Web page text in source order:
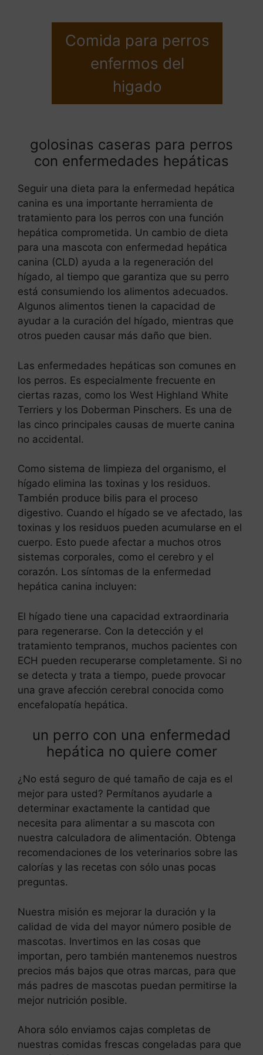
Comida para perros
enfermos del
higado
golosinas caseras para perros
con enfermedades hepáticas
Seguir una dieta para la enfermedad hepática
canina es una importante herramienta de
tratamiento para los perros con una función
hepática comprometida. Un cambio de dieta
para una mascota con enfermedad hepática
canina (CLD) ayuda a la regeneración del
hígado, al tiempo que garantiza que su perro
está consumiendo los alimentos adecuados.
Algunos alimentos tienen la capacidad de
ayudar a la curación del hígado, mientras que
otros pueden causar más daño que bien.
Las enfermedades hepáticas son comunes en
los perros. Es especialmente frecuente en
ciertas razas, como los West Highland White
Terriers y los Doberman Pinschers. Es una de
las cinco principales causas de muerte canina
no accidental.
Como sistema de limpieza del organismo, el
hígado elimina las toxinas y los residuos.
También produce bilis para el proceso
digestivo. Cuando el hígado se ve afectado, las
toxinas y los residuos pueden acumularse en el
cuerpo. Esto puede afectar a muchos otros
sistemas corporales, como el cerebro y el
corazón. Los síntomas de la enfermedad
hepática canina incluyen:
El hígado tiene una capacidad extraordinaria
para regenerarse. Con la detección y el
tratamiento tempranos, muchos pacientes con
ECH pueden recuperarse completamente. Si no
se detecta y trata a tiempo, puede provocar
una grave afección cerebral conocida como
encefalopatía hepática.
un perro con una enfermedad
hepática no quiere comer
¿No está seguro de qué tamaño de caja es el
mejor para usted? Permítanos ayudarle a
determinar exactamente la cantidad que
necesita para alimentar a su mascota con
nuestra calculadora de alimentación. Obtenga
recomendaciones de los veterinarios sobre las
calorías y las recetas con sólo unas pocas
preguntas.
Nuestra misión es mejorar la duración y la
calidad de vida del mayor número posible de
mascotas. Invertimos en las cosas que
importan, pero también mantenemos nuestros
precios más bajos que otras marcas, para que
más padres de mascotas puedan permitirse la
mejor nutrición posible.
Ahora sólo enviamos cajas completas de
nuestras comidas frescas congeladas para que